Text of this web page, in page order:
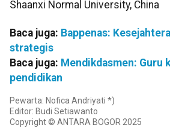
Shaanxi Normal University, China
Baca juga: Bappenas:
strategis
Baca juga: Mendikdasmen: Guru
pendidikan
Pewarta: Nofica Andriyati *)
Editor: Budi Setiawanto
Copyright © ANTARA BOGOR 2025